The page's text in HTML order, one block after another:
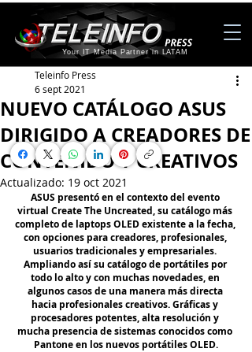
Your IT Media Partner in LATAM
NUEVO CATÁLOGO ASUS
DIRIGIDO A CREADORES DE
CONTENIDO Y CREATIVOS
Teleinfo Press
6 sept 2021
Actualizado: 19 oct 2021
ASUS presentó en el contexto del evento
virtual Create The Uncreated, su catálogo más
completo de laptops OLED existente a la fecha,
con opciones para creadores, profesionales,
usuarios tradicionales y empresariales.
Ampliando así su catálogo de portátiles por
todo lo alto y con muchas novedades, en
algunos casos de una manera más directa
hacia profesionales creativos. Gráficas y
procesadores potentes, alta resolución y
mucha presencia de sistemas conocidos como
Pantone en los nuevos portátiles OLED.